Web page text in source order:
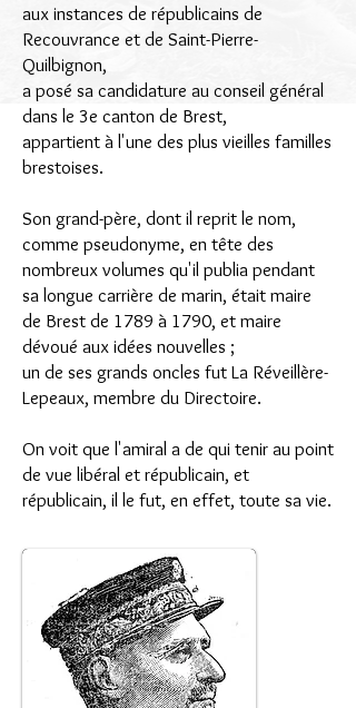
aux instances de républicains de
Recouvrance et de Saint-Pierre-
Quilbignon,
a posé sa candidature au conseil général
dans le 3e canton de Brest,
appartient à l'une des plus vieilles familles
brestoises.
Son grand-père, dont il reprit le nom,
comme pseudonyme, en tête des
nombreux volumes qu'il publia pendant
sa longue carrière de marin, était maire
de Brest de 1789 à 1790, et maire
dévoué aux idées nouvelles ;
un de ses grands oncles fut La Réveillère-
Lepeaux, membre du Directoire.
On voit que l'amiral a de qui tenir au point
de vue libéral et républicain, et
républicain, il le fut, en effet, toute sa vie.